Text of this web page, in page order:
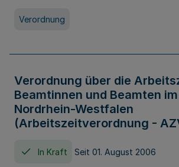
Verordnung
Verordnung über die
Beamtinnen und Beamten
Nordrhein-Westfalen
(Arbeitszeitverordnung -
In Kraft Seit 01. August 2006